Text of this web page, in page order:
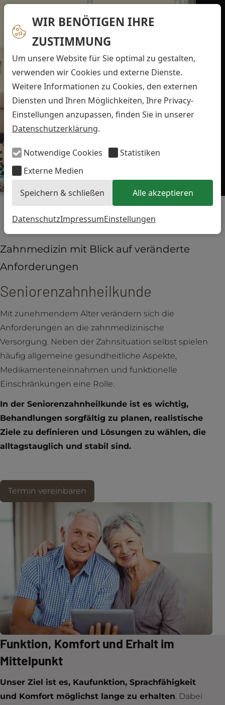
WIR BENÖTIGEN IHRE
ZUSTIMMUNG
Um unsere Website für Sie optimal zu gestalten,
verwenden wir Cookies und externe Dienste.
Weitere Informationen zu Cookies, den externen
Diensten und Ihren Möglichkeiten, Ihre Privacy-
Einstellungen anzupassen, finden Sie in unserer
Datenschutzerklärung.
Notwendige Cookies
Statistiken
Externe Medien
Speichern & schließen
Alle akzeptieren
DatenschutzImpressumEinstellungen
Hamburg
Sprechzeiten vereinbaren
Mo., Di. :
Mi.:
Do.:
Wir freuen uns auf Sie.
ZAHNMEDIZIN
FÜR
SENIOREN
Termin vereinbaren
Zahnmedizin mit Blick auf veränderte
Anforderungen
Seniorenzahnheilkunde
Mit zunehmendem Alter verändern sich die
Anforderungen an die zahnmedizinische
Versorgung. Neben der Zahnsituation selbst spielen
häufig allgemeine gesundheitliche Aspekte,
Medikamenteneinnahmen und funktionelle
Einschränkungen eine Rolle.
In der Seniorenzahnheilkunde ist es wichtig,
Behandlungen sorgfältig zu planen, realistische
Ziele zu definieren und Lösungen zu wählen, die
alltagstauglich und stabil sind.
Termin vereinbaren
Funktion, Komfort und Erhalt im
Mittelpunkt
Unser Ziel ist es, Kaufunktion, Sprachfähigkeit
und Komfort möglichst lange zu erhalten. Dabei